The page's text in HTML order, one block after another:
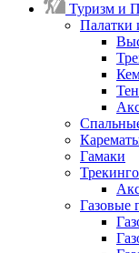
Туризм и
Палатки
Гамаки
Газовые